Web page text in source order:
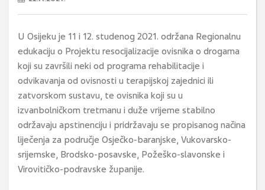
U Osijeku je 11 i 12. studenog 2021. održana Regionalnu
edukaciju o Projektu resocijalizacije ovisnika o drogama
koji su završili neki od programa rehabilitacije i
odvikavanja od ovisnosti u terapijskoj zajednici ili
zatvorskom sustavu, te ovisnika koji su u
izvanbolničkom tretmanu i duže vrijeme stabilno
održavaju apstinenciju i pridržavaju se propisanog načina
liječenja za područje Osječko-baranjske, Vukovarsko-
srijemske, Brodsko-posavske, Požeško-slavonske i
Virovitičko-podravske županije.